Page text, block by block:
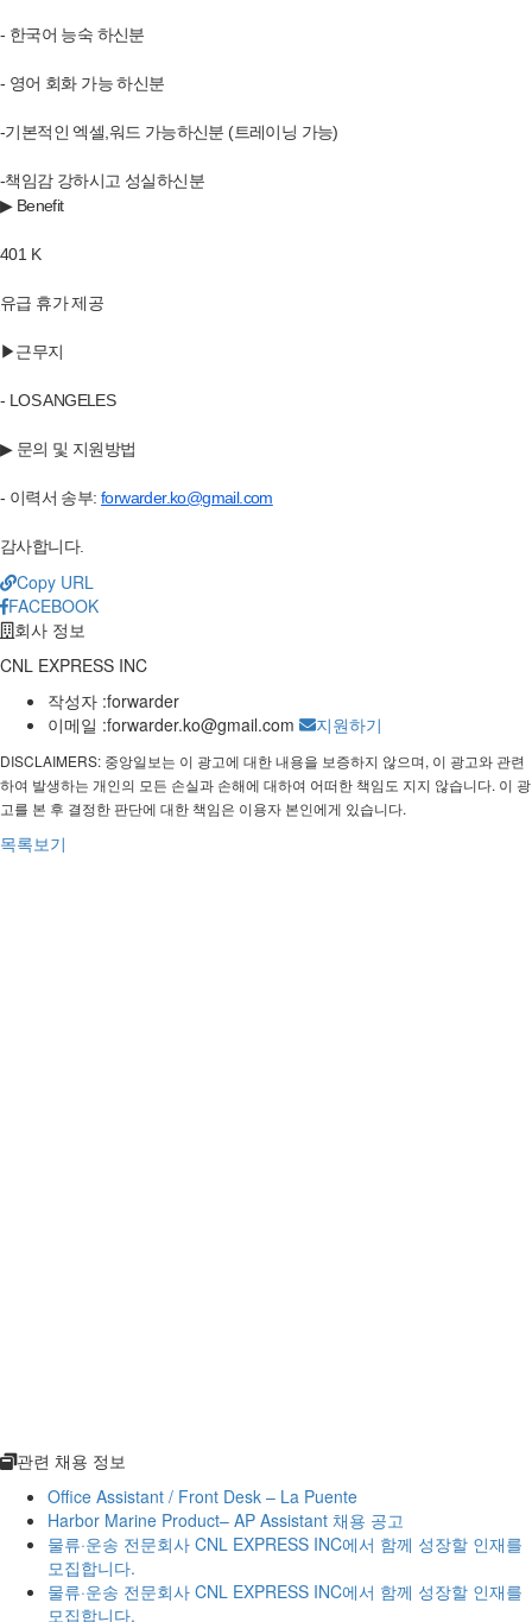
- 한국어 능숙 하신분
- 영어 회화 가능 하신분
-기본적인 엑셀,워드 가능하신분 (트레이닝 가능)
-책임감 강하시고 성실하신분
▶ Benefit
401 K
유급 휴가 제공
▶근무지
- LOS ANGELES
▶ 문의 및 지원방법
- 이력서 송부: forwarder.ko@gmail.com
감사합니다.
Copy URL
FACEBOOK
회사 정보
CNL EXPRESS INC
작성자 :forwarder
이메일 :forwarder.ko@gmail.com 지원하기
DISCLAIMERS: 중앙일보는 이 광고에 대한 내용을 보증하지 않으며, 이 광고와 관련
하여 발생하는 개인의 모든 손실과 손해에 대하여 어떠한 책임도 지지 않습니다. 이 광
고를 본 후 결정한 판단에 대한 책임은 이용자 본인에게 있습니다.
목록보기
관련 채용 정보
Office Assistant / Front Desk – La Puente
Harbor Marine Product– AP Assistant 채용 공고
물류·운송 전문회사 CNL EXPRESS INC에서 함께 성장할 인재를
모집합니다.
물류·운송 전문회사 CNL EXPRESS INC에서 함께 성장할 인재를
모집합니다.